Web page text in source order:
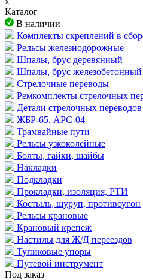
Каталог
В наличии
Комплекты скреплений в
Рельсы железнодорожные
Шпалы, брус деревянный
Шпалы, брус железобетонный
Стрелочные переводы
Ремкомплекты стрелочных
Детали стрелочных переводов
ЖБР-65, АРС-04
Трамвайные пути
Рельсы узкоколейные
Болты, гайки, шайбы
Накладки
Подкладки
Прокладки, изоляция, РТИ
Костыль, шуруп, противоугон
Рельсы крановые
Крановый крепеж
Настилы для Ж/Д переездов
Тупиковые упоры
Путевой инструмент
Под заказ